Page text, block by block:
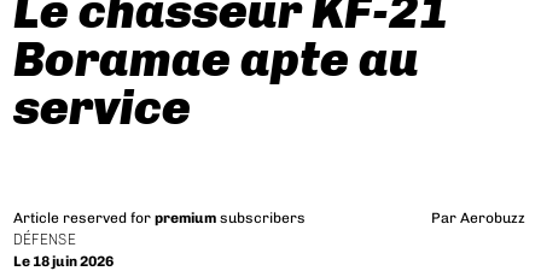
Boramae apte au
service
Article reserved forpremium subscribers
DÉFENSE
Le 18 juin 2026
Par Aerobuzz